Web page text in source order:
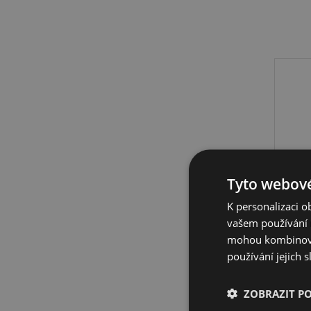
Tyto
K personalizaci
vašem
mohou
používání jejich
ZOBRAZIT